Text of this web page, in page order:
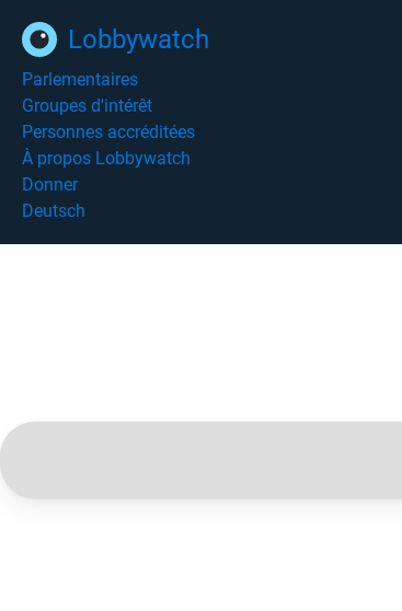
Lobbywatch
Parlementaires
Groupes d'intérêt
Personnes accréditées
À propos Lobbywatch
Donner
Deutsch